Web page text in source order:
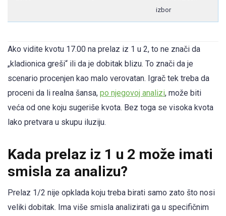
izbor
Ako vidite kvotu 17.00 na prelaz iz 1 u 2, to ne znači da
„kladionica greši“ ili da je dobitak blizu. To znači da je
scenario procenjen kao malo verovatan. Igrač tek treba da
proceni da li realna šansa, po njegovoj analizi, može biti
veća od one koju sugeriše kvota. Bez toga se visoka kvota
lako pretvara u skupu iluziju.
Kada prelaz iz 1 u 2 može imati
smisla za analizu?
Prelaz 1/2 nije opklada koju treba birati samo zato što nosi
veliki dobitak. Ima više smisla analizirati ga u specifičnim